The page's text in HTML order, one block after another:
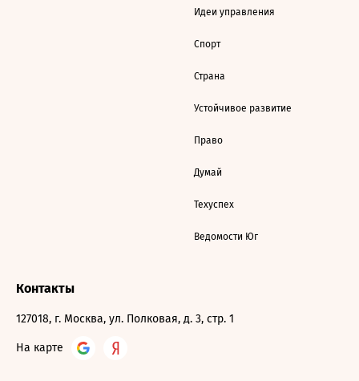
Идеи управления
Спорт
Страна
Устойчивое развитие
Право
Думай
Техуспех
Ведомости Юг
Контакты
127018, г. Москва, ул. Полковая, д. 3, стр. 1
На карте